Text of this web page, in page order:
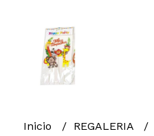
Inicio REGALERIA